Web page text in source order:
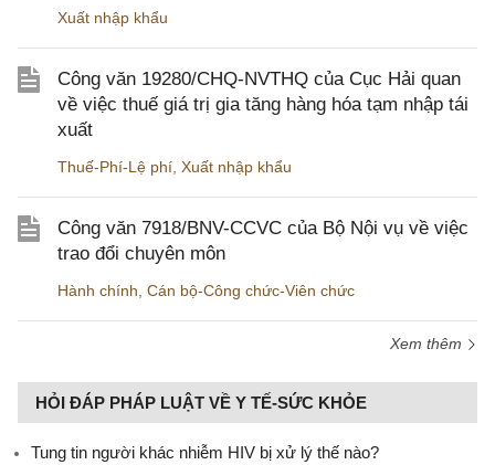
Xuất nhập khẩu
Công văn 19280/CHQ-NVTHQ của Cục Hải quan
về việc thuế giá trị gia tăng hàng hóa tạm nhập tái
xuất
Thuế-Phí-Lệ phí Xuất nhập khẩu
Công văn 7918/BNV-CCVC của Bộ Nội vụ về việc
trao đổi chuyên môn
Hành chính Cán bộ-Công chức-Viên chức
Xem thêm
HỎI ĐÁP PHÁP LUẬT VỀ Y TẾ-SỨC KHỎE
Tung tin người khác nhiễm HIV bị xử lý thế nào?